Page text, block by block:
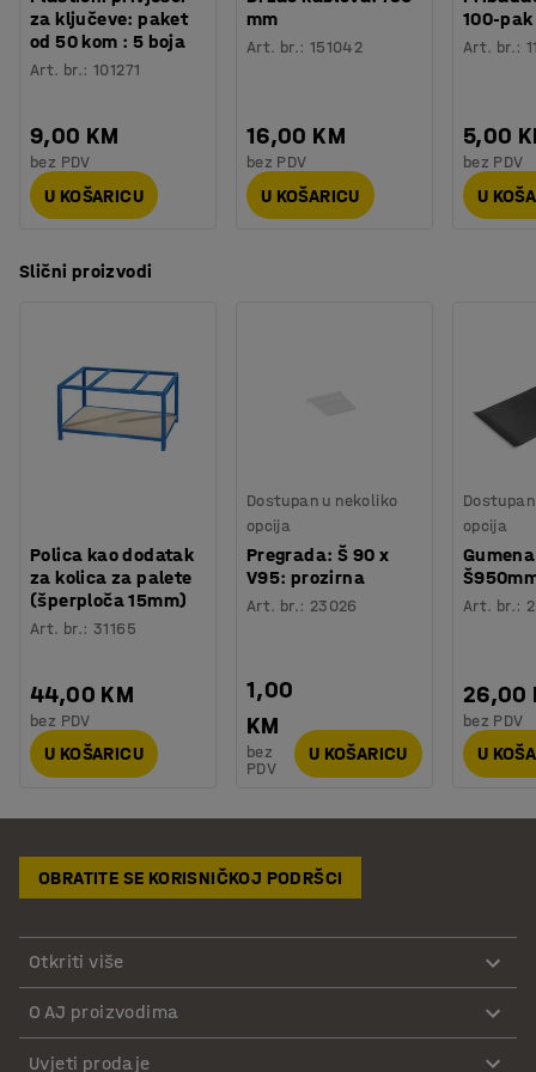
za ključeve: paket
od 50 kom : 5 boja
Art. br.:101271
9,00 KM
bez PDV
U KOŠARICU
mm
Art. br.: 151042
16,00 KM
bez PDV
U KOŠARICU
100-pak
Art. br.:
5,00
bez PDV
U
Slični proizvodi
Polica kao dodatak
za kolica za palete
(šperploča 15mm)
Art. br.:31165
44,00 KM
bez PDV
U KOŠARICU
Dostupan u nekoliko
opcija
Pregrada: Š 90 x
V95: prozirna
Art. br.: 23026
1,00
KM
bez
PDV
U KOŠARICU
opcija
Art. br.:
26,00
bez PDV
U
OBRATITE SE KORISNIČKOJ PODRŠCI
Otkriti više
O AJ proizvodima
Uvjeti prodaje